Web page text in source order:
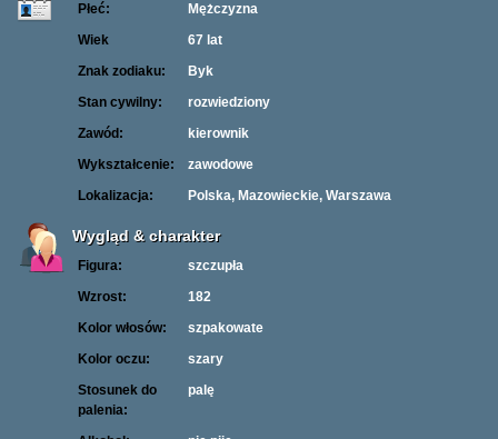
Płeć:
Mężczyzna
Wiek
67 lat
Znak zodiaku:
Byk
Stan cywilny:
rozwiedziony
Zawód:
kierownik
Wykształcenie:
zawodowe
Lokalizacja:
Polska, Mazowieckie, Warszawa
Wygląd & charakter
Figura:
szczupła
Wzrost:
182
Kolor włosów:
szpakowate
Kolor oczu:
szary
Stosunek do
palenia:
palę